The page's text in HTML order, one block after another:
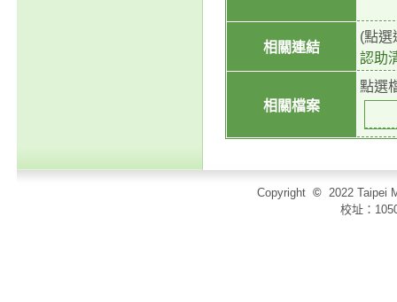
相關連結
(點選
認助
相關檔案
點選
Copyright © 2022 Taipei
校址：